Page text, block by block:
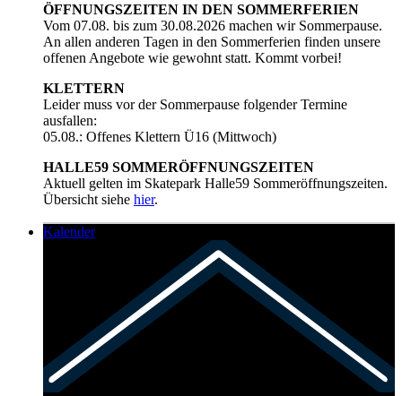
ÖFFNUNGSZEITEN IN DEN SOMMERFERIEN
Vom 07.08. bis zum 30.08.2026 machen wir Sommerpause.
An allen anderen Tagen in den Sommerferien finden unsere
offenen Angebote wie gewohnt statt. Kommt vorbei!
KLETTERN
Leider muss vor der Sommerpause folgender Termine
ausfallen:
05.08.: Offenes Klettern Ü16 (Mittwoch)
HALLE59 SOMMERÖFFNUNGSZEITEN
Aktuell gelten im Skatepark Halle59 Sommeröffnungszeiten.
Übersicht siehe hier.
Kalender